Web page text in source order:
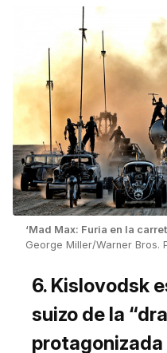
‘Mad Max: Furia en la
George Miller/Warner Bros.
6. Kislovodsk
suizo de la